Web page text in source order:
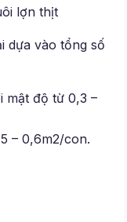
lợn thịt
dựa vào tổng số
mật độ từ 0,3 –
– 0,6m2/con.